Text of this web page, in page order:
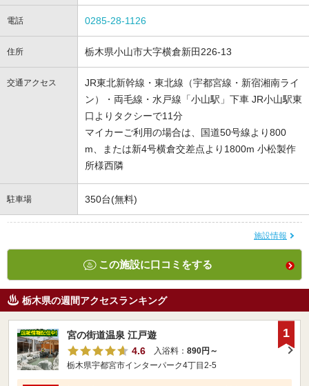
電話 0285-28-1126
住所 栃木県小山市大字横倉新田226-13
交通アクセス
JR東北新幹線・東北線（宇都宮線・新宿湘南ライ
ン）・両毛線・水戸線「小山駅」下車 JR小山駅東
口よりタクシーで11分
マイカーご利用の場合は、国道50号線より800
m、または新4号横倉交差点より1800m 小松製作
所様西隣
駐車場 350台(無料)
施設情報
この施設に口コミをする
栃木県の週間アクセスランキング
宮の街道温泉 江戸遊
4.6
入浴料： 890円～
栃木県宇都宮市インターパーク4丁目2-5
1